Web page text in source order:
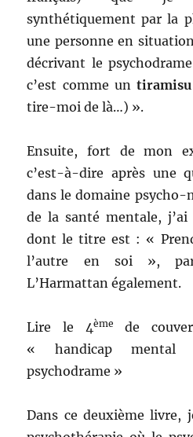
synthétiquement par la
une personne en
décrivant le
c’est comme un tiramisu
tire-moi de là…) ».
Ensuite, fort de mon
c’est-à-dire après une
dans le domaine psycho-
de la santé mentale,
dont le titre est : «
l’autre en soi »,
L’Harmattan également.
Lire le 4ème
de
« handicap mental
psychodrame »
Dans ce deuxième livre,